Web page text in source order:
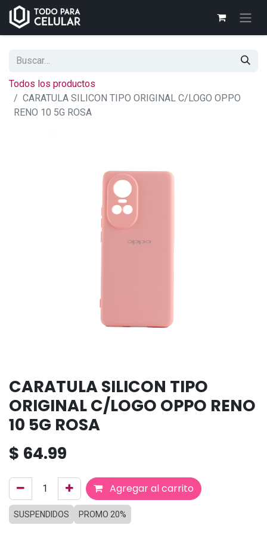
Todos los productos
CARATULA SILICON TIPO ORIGINAL C/LOGO OPPO
RENO 10 5G ROSA
CARATULA SILICON TIPO
ORIGINAL C/LOGO OPPO RENO
10 5G ROSA
$ 64.99
Agregar al carrito
SUSPENDIDOS PROMO 20%